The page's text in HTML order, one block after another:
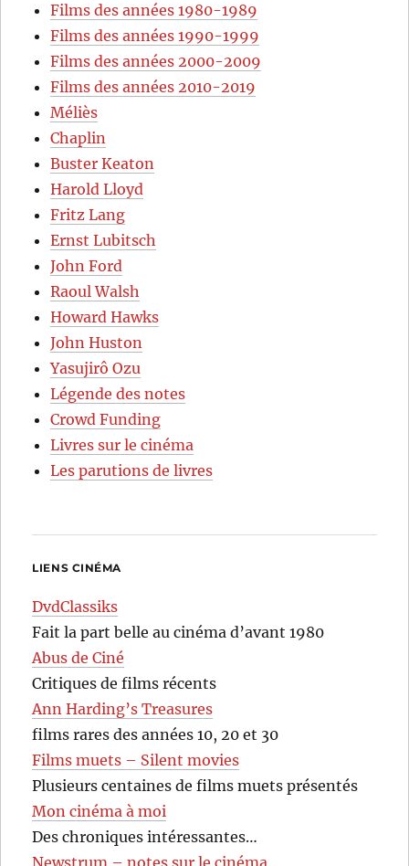
Films des années 1980-1989
Films des années 1990-1999
Films des années 2000-2009
Films des années 2010-2019
Méliès
Chaplin
Buster Keaton
Harold Lloyd
Fritz Lang
Ernst Lubitsch
John Ford
Raoul Walsh
Howard Hawks
John Huston
Yasujirô Ozu
Légende des notes
Crowd Funding
Livres sur le cinéma
Les parutions de livres
LIENS CINÉMA
DvdClassiks
Fait la part belle au cinéma d’avant 1980
Abus de Ciné
Critiques de films récents
Ann Harding’s Treasures
films rares des années 10, 20 et 30
Films muets – Silent movies
Plusieurs centaines de films muets présentés
Mon cinéma à moi
Des chroniques intéressantes…